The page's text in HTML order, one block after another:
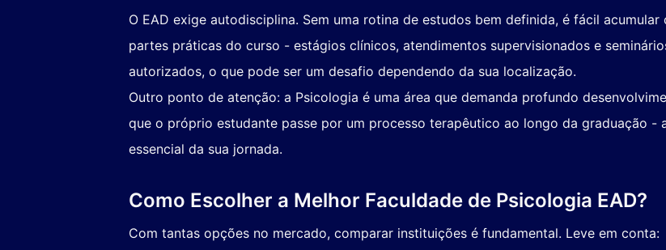
O EAD exige autodisciplina. Sem uma rotina de estudos bem definida, é fácil
partes práticas do curso - estágios clínicos, atendimentos supervisionados e
autorizados, o que pode ser um desafio dependendo da sua localização.
Outro ponto de atenção: a Psicologia é uma área que demanda profundo
que o próprio estudante passe por um processo terapêutico ao longo da graduação -
essencial da sua jornada.
Como Escolher a Melhor Faculdade de Psicologia EAD?
Com tantas opções no mercado, comparar instituições é fundamental. Leve em conta: